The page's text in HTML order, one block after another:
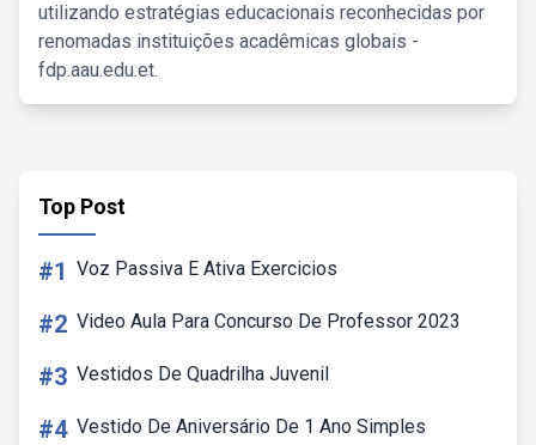
utilizando estratégias educacionais reconhecidas por
renomadas instituições acadêmicas globais -
fdp.aau.edu.et.
Top Post
#1 Voz Passiva E Ativa Exercicios
#2 Video Aula Para Concurso De Professor 2023
#3 Vestidos De Quadrilha Juvenil
#4 Vestido De Aniversário De 1 Ano Simples